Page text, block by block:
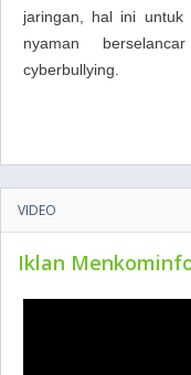
jaringan, hal ini untuk
nyaman
cyberbullying.
VIDEO
Iklan